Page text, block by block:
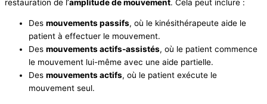
restauration de l’amplitude de mouvement. Cela peut inclure :
Des mouvements passifs, où le kinésithérapeute aide le
patient à effectuer le mouvement.
Des mouvements actifs-assistés, où le patient commence
le mouvement lui-même avec une aide partielle.
Des mouvements actifs, où le patient exécute le
mouvement seul.